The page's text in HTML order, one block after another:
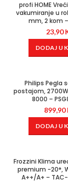
profi HOME
vakumiranje u
mm, 2 kom
23,90
DODAJ U
Philips Pegla
postajom,
8000 –
899,90
DODAJ U
Frozzini Klima
premium -20°,
A++/A+ – TAC-